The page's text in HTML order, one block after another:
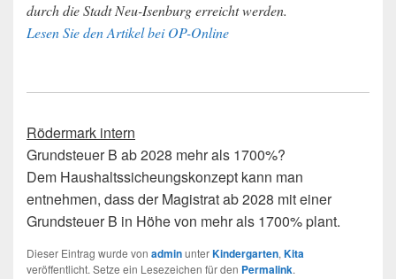
durch die Stadt Neu-Isenburg erreicht werden.
Lesen Sie den Artikel bei OP-Online
Rödermark intern
Grundsteuer B ab 2028 mehr als 1700%?
Dem Haushaltssicheungskonzept kann man
entnehmen, dass der Magistrat ab 2028 mit einer
Grundsteuer B in Höhe von mehr als 1700% plant.
Dieser Eintrag wurde von adminunterKindergarten, Kita
veröffentlicht. Setze ein Lesezeichen für den Permalink.